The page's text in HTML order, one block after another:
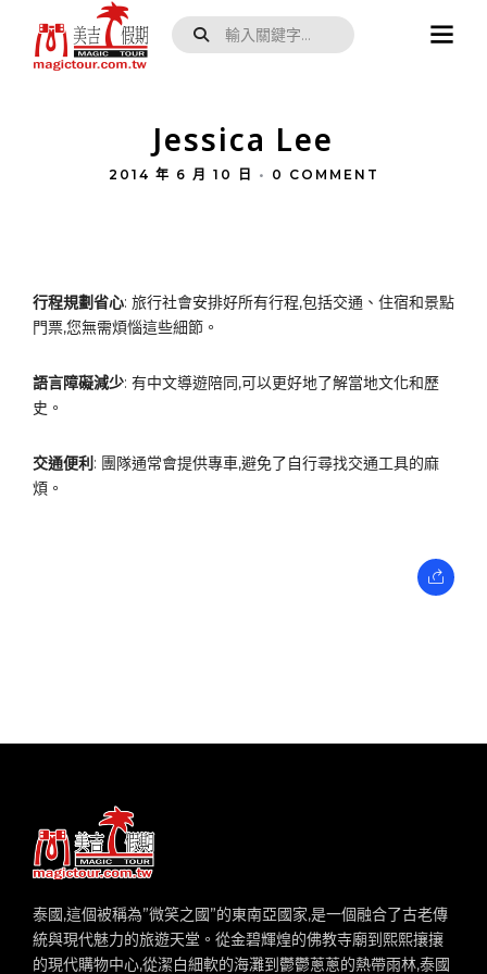
Jessica Lee
2014 年 6 月 10 日 • 0 COMMENT
行程規劃省心: 旅行社會安排好所有行程,包括交通、住宿和景點
門票,您無需煩惱這些細節。
語言障礙減少: 有中文導遊陪同,可以更好地了解當地文化和歷
史。
交通便利 : 團隊通常會提供專車,避免了自行尋找交通工具的麻
煩。
泰國,這個被稱為”微笑之國”的東南亞國家,是一個融合了古老傳
統與現代魅力的旅遊天堂。從金碧輝煌的佛教寺廟到熙熙攘攘
的現代購物中心,從潔白細軟的海灘到鬱鬱蔥蔥的熱帶雨林,泰國